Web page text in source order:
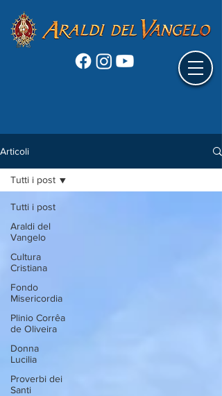
Articoli
Tutti i post
Araldi del
Vangelo
Cultura
Cristiana
Fondo
Misericordia
Plinio Corrêa
de Oliveira
Donna
Lucilia
Proverbi dei
Santi
Tutti i post